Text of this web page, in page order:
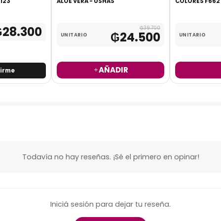
28.300 UNITARIO
₲39.700
₲24.500
AÑADIR
UNITARIO
Todavía no hay reseñas. ¡Sé el primero en opinar!
Iniciá sesión para dejar tu reseña.